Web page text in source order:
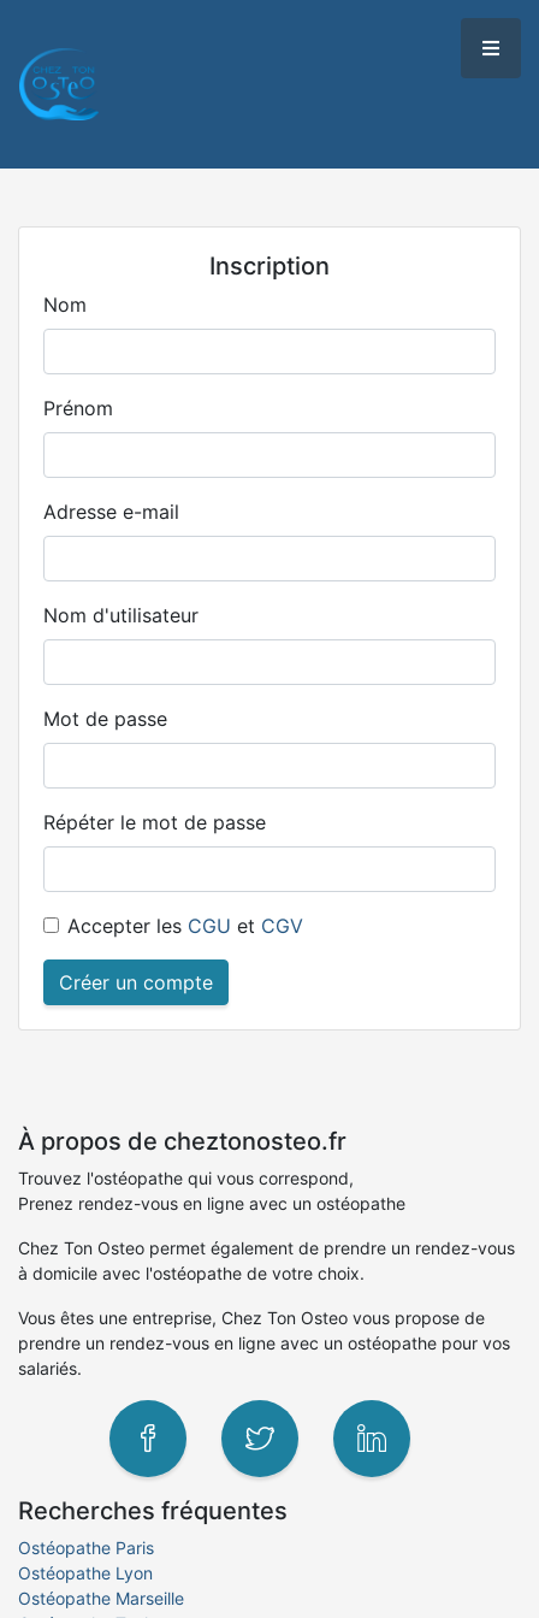
Inscription
Nom
Prénom
Adresse e-mail
Nom d'utilisateur
Mot de passe
Répéter le mot de passe
Accepter les CGU et CGV
À propos de cheztonosteo.fr
Trouvez l'ostéopathe qui vous correspond,
Prenez rendez-vous en ligne avec un ostéopathe
Chez Ton Osteo permet également de prendre un rendez-vous
à domicile avec l'ostéopathe de votre choix.
Vous êtes une entreprise, Chez Ton Osteo vous propose de
prendre un rendez-vous en ligne avec un ostéopathe pour vos
salariés.
Recherches fréquentes
Ostéopathe Paris
Ostéopathe Lyon
Ostéopathe Marseille